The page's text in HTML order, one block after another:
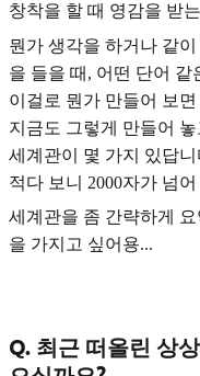
창착을 할 때 영감을 받
뭔가 생각을 하거나 같
을 들을 때, 어떤 단어
이걸로 뭔가 만들어 보
지금도 그렇게 만들어
세계관이 몇 가지 있답니
적다 보니 2000자가 넘
세계관을 좀 간략하게
을 가지고 싶어용...
Q. 최근 떠올린 상